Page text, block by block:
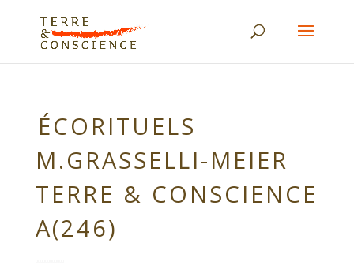
ÉCORITUELS
M.GRASSELLI-MEIER
TERRE & CONSCIENCE
A(246)